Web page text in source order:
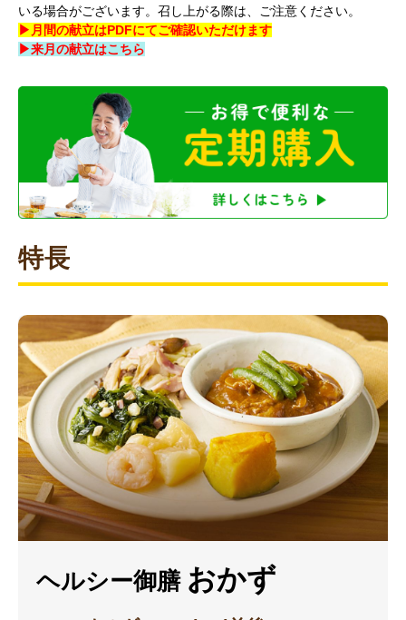
いる場合がございます。召し上がる際は、ご注意ください。
▶月間の献立はPDFにてご確認いただけます
▶来月の献立はこちら
特長
ヘルシー御膳 おかず